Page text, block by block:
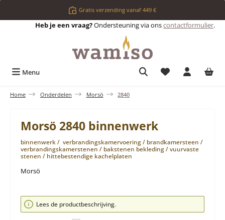
Ga naar de hoofdinhoudGratis verzending vanaf 449 €
Heb je een vraag?Ondersteuning via onscontactformulier.
Menu Je hebt 0 items
Home Onderdelen Morsö 2840
Morsö 2840 binnenwerk
binnenwerk / verbrandingskamervoering / brandkamersteen /
verbrandingskamerstenen / bakstenen bekleding / vuurvaste
stenen / hittebestendige kachelplaten
Morsö
Afbeeldingengalerij overslaan
Lees de productbeschrijving.